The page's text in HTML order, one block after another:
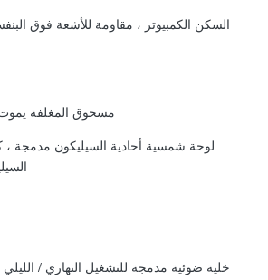
السكن الكمبيوتر ، مقاومة للأشعة فوق
مسحوق المغلفة يموت
لوحة شمسية أحادية السيليكون مدمجة
خلية ضوئية مدمجة للتشغيل النهاري /